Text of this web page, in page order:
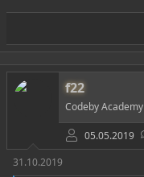
f22
Codeby Academy
05.05.2019
31.10.2019